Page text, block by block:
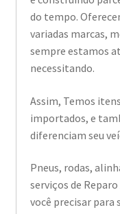
do tempo.
variadas marcas,
sempre estamos
necessitando.
Assim, Temos
importados, e
diferenciam seu
Pneus, rodas,
serviços de
você precisar para